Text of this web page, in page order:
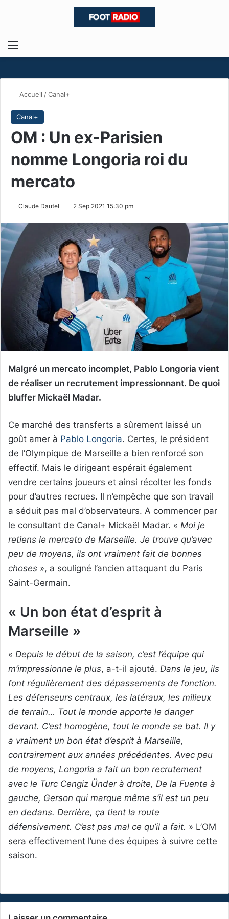
Menu
Accueil /Canal+
Canal+
OM : Un ex-Parisien
nomme Longoria roi du
mercato
Claude Dautel 2 Sep 2021 15:30 pm
Malgré un mercato incomplet, Pablo Longoria vient
de réaliser un recrutement impressionnant. De quoi
bluffer Mickaël Madar.
Ce marché des transferts a sûrement laissé un
goût amer à Pablo Longoria. Certes, le président
de l’Olympique de Marseille a bien renforcé son
effectif. Mais le dirigeant espérait également
vendre certains joueurs et ainsi récolter les fonds
pour d’autres recrues. Il n’empêche que son travail
a séduit pas mal d’observateurs. A commencer par
le consultant de Canal+ Mickaël Madar. « Moi je
retiens le mercato de Marseille. Je trouve qu’avec
peu de moyens, ils ont vraiment fait de bonnes
choses », a souligné l’ancien attaquant du Paris
Saint-Germain.
« Un bon état d’esprit à
Marseille »
« Depuis le début de la saison, c’est l’équipe qui
m’impressionne le plus, a-t-il ajouté. Dans le jeu, ils
font régulièrement des dépassements de fonction.
Les défenseurs centraux, les latéraux, les milieux
de terrain… Tout le monde apporte le danger
devant. C’est homogène, tout le monde se bat. Il y
a vraiment un bon état d’esprit à Marseille,
contrairement aux années précédentes. Avec peu
de moyens, Longoria a fait un bon recrutement
avec le Turc Cengiz Ünder à droite, De la Fuente à
gauche, Gerson qui marque même s’il est un peu
en dedans. Derrière, ça tient la route
défensivement. C’est pas mal ce qu’il a fait. » L’OM
sera effectivement l’une des équipes à suivre cette
saison.